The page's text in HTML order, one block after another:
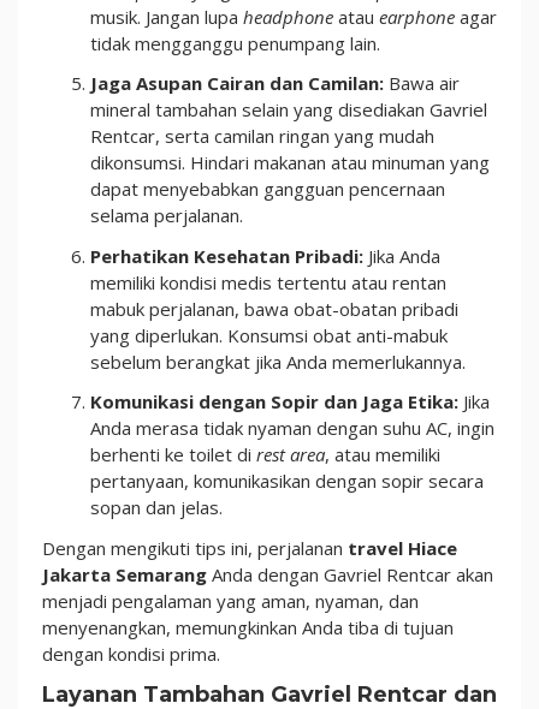
musik. Jangan lupa headphone atau earphone agar
tidak mengganggu penumpang lain.
Jaga Asupan Cairan dan Camilan: Bawa air
mineral tambahan selain yang disediakan Gavriel
Rentcar, serta camilan ringan yang mudah
dikonsumsi. Hindari makanan atau minuman yang
dapat menyebabkan gangguan pencernaan
selama perjalanan.
Perhatikan Kesehatan Pribadi: Jika Anda
memiliki kondisi medis tertentu atau rentan
mabuk perjalanan, bawa obat-obatan pribadi
yang diperlukan. Konsumsi obat anti-mabuk
sebelum berangkat jika Anda memerlukannya.
Komunikasi dengan Sopir dan Jaga Etika: Jika
Anda merasa tidak nyaman dengan suhu AC, ingin
berhenti ke toilet di rest area, atau memiliki
pertanyaan, komunikasikan dengan sopir secara
sopan dan jelas.
Dengan mengikuti tips ini, perjalanan travel Hiace
Jakarta Semarang Anda dengan Gavriel Rentcar akan
menjadi pengalaman yang aman, nyaman, dan
menyenangkan, memungkinkan Anda tiba di tujuan
dengan kondisi prima.
Layanan Tambahan Gavriel Rentcar dan